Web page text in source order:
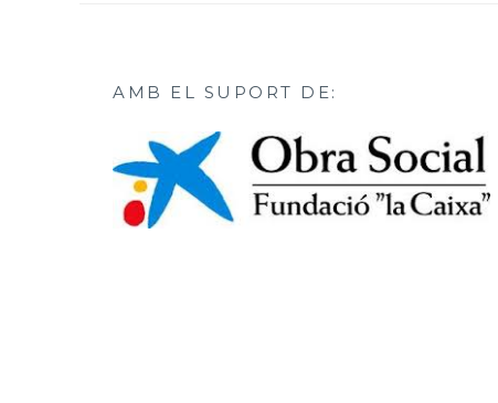
AMB EL SUPORT DE: